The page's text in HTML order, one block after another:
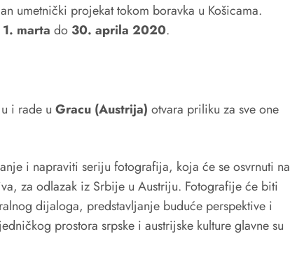
umetnički projekat tokom boravka u Košicama.
1. marta do 30. aprila 2020.
i rade u Gracu (Austrija) otvara priliku za sve one
i napraviti seriju fotografija, koja će se osvrnuti na
za odlazak iz Srbije u Austriju. Fotografije će biti
dijaloga, predstavljanje buduće perspektive i
prostora srpske i austrijske kulture glavne su